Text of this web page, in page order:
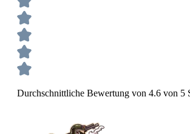
Durchschnittliche Bewertung von 4.6 von 5